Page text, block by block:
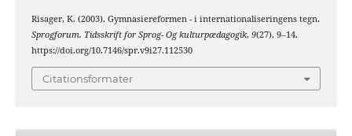
Risager, K. (2003). Gymnasiereformen - i internationaliseringens tegn.
Sprogforum. Tidsskrift for Sprog- Og kulturpædagogik, 9(27), 9–14.
https://doi.org/10.7146/spr.v9i27.112530
Citationsformater